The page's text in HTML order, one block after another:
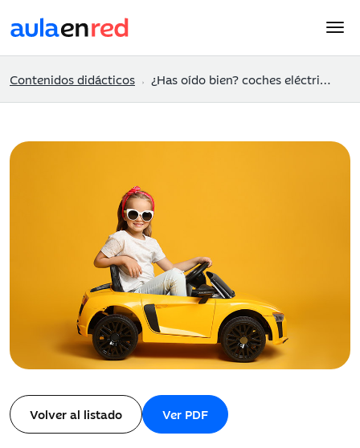
Contenidos didácticos ¿Has oído bien? coches eléctricos, la apuesta más inteligente
Volver al listado Ver PDF